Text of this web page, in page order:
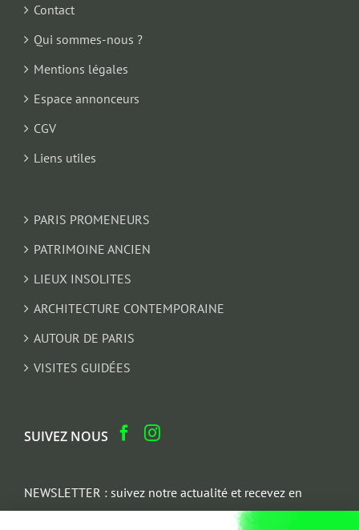
Contact
Qui sommes-nous ?
Mentions légales
Espace annonceurs
CGV
Liens utiles
PARIS PROMENEURS
PATRIMOINE ANCIEN
LIEUX INSOLITES
ARCHITECTURE CONTEMPORAINE
AUTOUR DE PARIS
VISITES GUIDÉES
SUIVEZ NOUS
NEWSLETTER : suivez notre actualité et recevez en
cadeau un parcours architectural du Marais